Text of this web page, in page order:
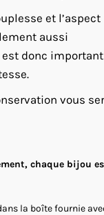
et l’aspect
aussi
donc important
vous
chaque bijou
la boîte fournie